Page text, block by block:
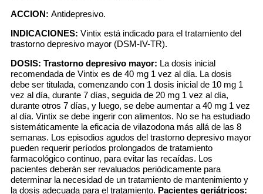
ACCION: Antidepresivo.
INDICACIONES: Vintix está indicado para el tratamiento del
trastorno depresivo mayor (DSM-IV-TR).
DOSIS: Trastorno depresivo mayor: La dosis inicial
recomendada de Vintix es de 40 mg 1 vez al día. La dosis
debe ser titulada, comenzando con 1 dosis inicial de 10 mg 1
vez al día, durante 7 días, seguida de 20 mg 1 vez al día,
durante otros 7 días, y luego, se debe aumentar a 40 mg 1 vez
al día. Vintix se debe ingerir con alimentos. No se ha estudiado
sistemáticamente la eficacia de vilazodona más allá de las 8
semanas. Los episodios agudos del trastorno depresivo mayor
pueden requerir períodos prolongados de tratamiento
farmacológico continuo, para evitar las recaídas. Los
pacientes deberán ser revaluados periódicamente para
determinar la necesidad de un tratamiento de mantenimiento y
la dosis adecuada para el tratamiento. Pacientes geriátricos: